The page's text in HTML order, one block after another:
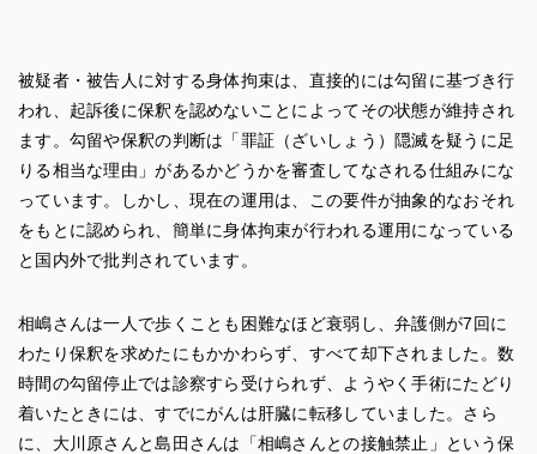
被疑者・被告人に対する身体拘束は、直接的には勾留に基づき行
われ、起訴後に保釈を認めないことによってその状態が維持され
ます。勾留や保釈の判断は「罪証（ざいしょう）隠滅を疑うに足
りる相当な理由」があるかどうかを審査してなされる仕組みにな
っています。しかし、現在の運用は、この要件が抽象的なおそれ
をもとに認められ、簡単に身体拘束が行われる運用になっている
と国内外で批判されています。
相嶋さんは一人で歩くことも困難なほど衰弱し、弁護側が7回に
わたり保釈を求めたにもかかわらず、すべて却下されました。数
時間の勾留停止では診察すら受けられず、ようやく手術にたどり
着いたときには、すでにがんは肝臓に転移していました。さら
に、大川原さんと島田さんは「相嶋さんとの接触禁止」という保